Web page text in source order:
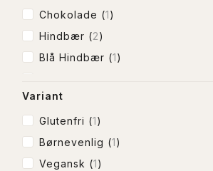
Chokolade (1)
Hindbær (2)
Blå Hindbær (1)
Chokolade m. karamel
Fun(1)
Tropical( 1)
Hvid chokolade
Variant
Glutenfri (1)
Børnevenlig (1)
Vegansk (1)